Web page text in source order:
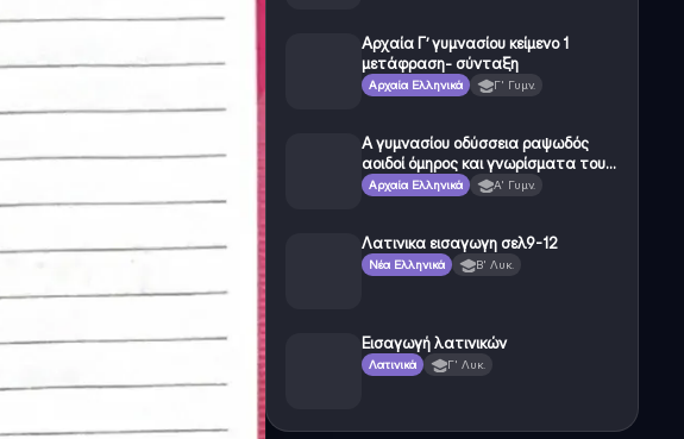
Αρχαία Γ’ γυμνασίου κείμενο 1
μετάφραση- σύνταξη
Αρχαία Ελληνικά Γ' Γυμν.
Α γυμνασίου οδύσσεια ραψωδός
αοιδοί όμηρος και γνωρίσματα του
έπους
Αρχαία Ελληνικά Α' Γυμν.
Λατινικα εισαγωγη σελ9-12
Νέα Ελληνικά Β' Λυκ.
Εισαγωγή λατινικών
Λατινικά Γ' Λυκ.